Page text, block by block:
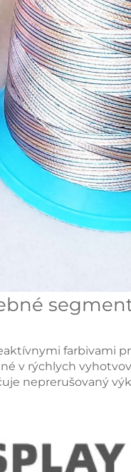
farbivami
v rýchlych
neprerušovaný